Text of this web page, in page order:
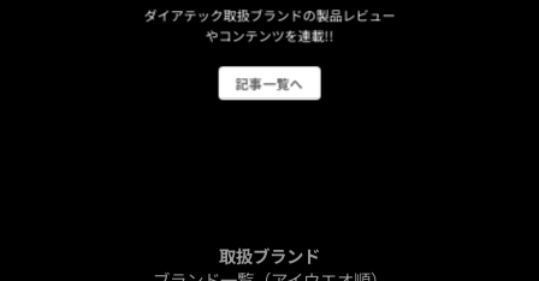
ダイアテック取扱ブランドの製品レビュー
やコンテンツを連載!!
記事一覧へ
取扱ブランド